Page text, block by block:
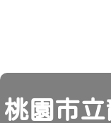
頁尾
桃園市